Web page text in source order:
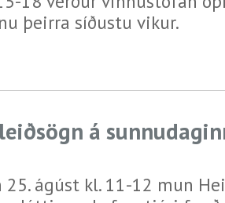
þeirra síðustu vikur.
á
25. ágúst kl. 11-12 mun